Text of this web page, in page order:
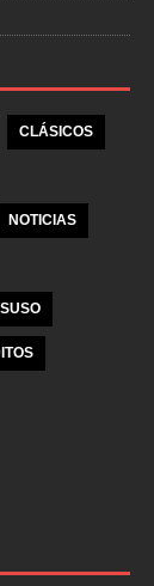
CLÁSICOS
NOTICIAS